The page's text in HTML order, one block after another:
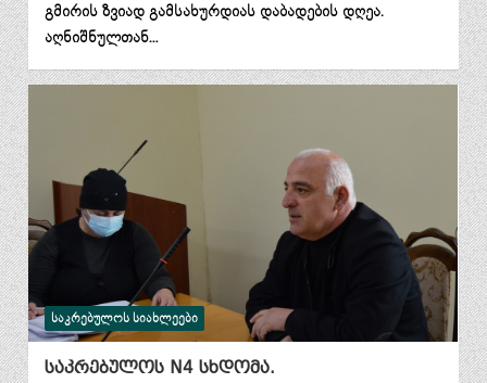
გმირის ზვიად გამსახურდიას დაბადების დღეა.
აღნიშნულთან…
ᲡᲐᲙᲠᲔᲑᲣᲚᲝᲡ ᲡᲘᲐᲮᲚᲔᲔᲑᲘ
საკრებულოს N4 სხდომა.